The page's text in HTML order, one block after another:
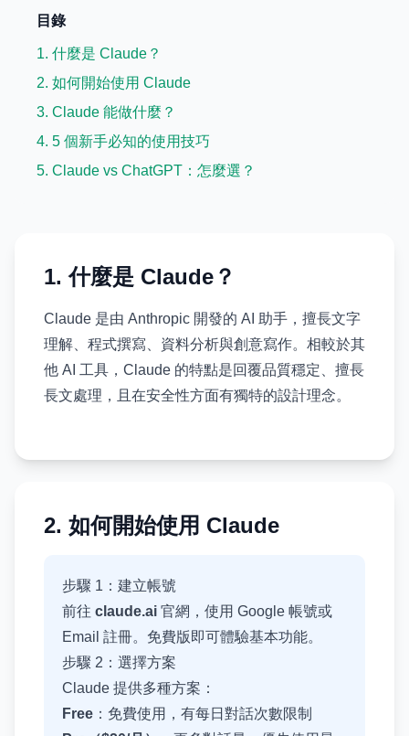
目錄
1. 什麼是 Claude？
2. 如何開始使用 Claude
3. Claude 能做什麼？
4. 5 個新手必知的使用技巧
5. Claude vs ChatGPT：怎麼選？
1. 什麼是 Claude？
Claude 是由 Anthropic 開發的 AI 助手，擅長文字
理解、程式撰寫、資料分析與創意寫作。相較於其
他 AI 工具，Claude 的特點是回覆品質穩定、擅長
長文處理，且在安全性方面有獨特的設計理念。
2. 如何開始使用 Claude
步驟 1：建立帳號
前往 claude.ai 官網，使用 Google 帳號或
Email 註冊。免費版即可體驗基本功能。
步驟 2：選擇方案
Claude 提供多種方案：
Free ：免費使用，有每日對話次數限制